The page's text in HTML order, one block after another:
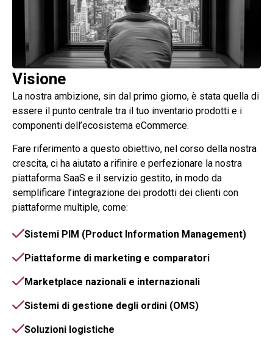
Visione
La nostra ambizione, sin dal primo giorno, è stata quella di
essere il punto centrale tra il tuo inventario prodotti e i
componenti dell’ecosistema eCommerce.
Fare riferimento a questo obiettivo, nel corso della nostra
crescita, ci ha aiutato a rifinire e perfezionare la nostra
piattaforma SaaS e il servizio gestito, in modo da
semplificare l’integrazione dei prodotti dei clienti con
piattaforme multiple, come:
Sistemi PIM (Product Information Management)
Piattaforme di marketing e comparatori
Marketplace nazionali e internazionali
Sistemi di gestione degli ordini (OMS)
Soluzioni logistiche